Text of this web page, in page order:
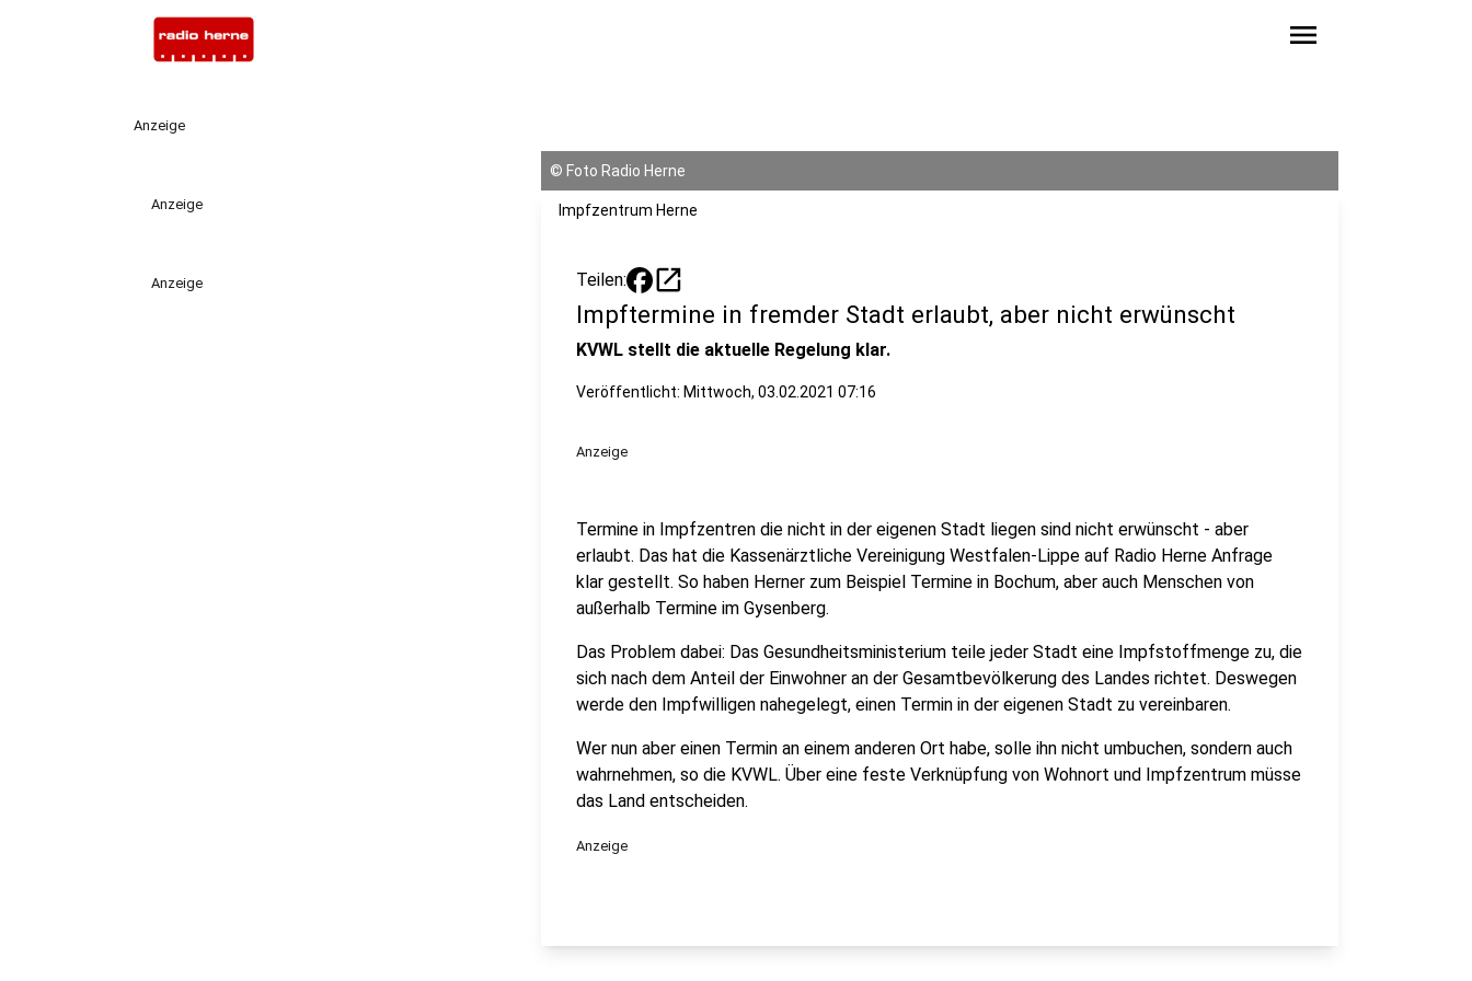
menu
Anzeige
Anzeige
Anzeige
© Foto Radio Herne
Impfzentrum Herne
Teilen: open_in_new
Impftermine in fremder Stadt erlaubt, aber nicht erwünscht
KVWL stellt die aktuelle Regelung klar.
Veröffentlicht: Mittwoch, 03.02.2021 07:16
Anzeige
Termine in Impfzentren die nicht in der eigenen Stadt liegen sind nicht erwünscht - aber
erlaubt. Das hat die Kassenärztliche Vereinigung Westfalen-Lippe auf Radio Herne Anfrage
klar gestellt. So haben Herner zum Beispiel Termine in Bochum, aber auch Menschen von
außerhalb Termine im Gysenberg.
Das Problem dabei: Das Gesundheitsministerium teile jeder Stadt eine Impfstoffmenge zu, die
sich nach dem Anteil der Einwohner an der Gesamtbevölkerung des Landes richtet. Deswegen
werde den Impfwilligen nahegelegt, einen Termin in der eigenen Stadt zu vereinbaren.
Wer nun aber einen Termin an einem anderen Ort habe, solle ihn nicht umbuchen, sondern auch
wahrnehmen, so die KVWL. Über eine feste Verknüpfung von Wohnort und Impfzentrum müsse
das Land entscheiden.
Anzeige